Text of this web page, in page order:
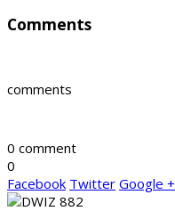
Comments
comments
0 comment
0
Facebook Twitter Google +